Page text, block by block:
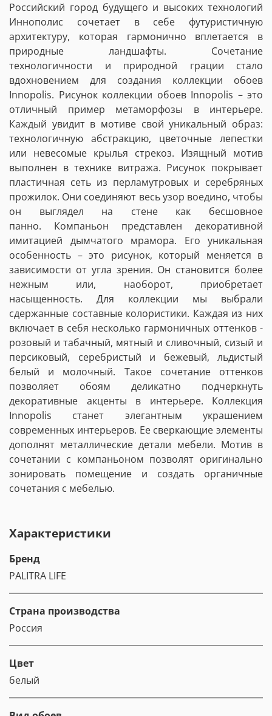
Российский город будущего и высоких технологий
Иннополис сочетает в себе футуристичную
архитектуру, которая гармонично вплетается в
природные ландшафты. Сочетание
технологичности и природной грации стало
вдохновением для создания коллекции обоев
Innopolis. Рисунок коллекции обоев Innopolis – это
отличный пример метаморфозы в интерьере.
Каждый увидит в мотиве свой уникальный образ:
технологичную абстракцию, цветочные лепестки
или невесомые крылья стрекоз. Изящный мотив
выполнен в технике витража. Рисунок покрывает
пластичная сеть из перламутровых и серебряных
прожилок. Они соединяют весь узор воедино, чтобы
он выглядел на стене как бесшовное
панно. Компаньон представлен декоративной
имитацией дымчатого мрамора. Его уникальная
особенность – это рисунок, который меняется в
зависимости от угла зрения. Он становится более
нежным или, наоборот, приобретает
насыщенность. Для коллекции мы выбрали
сдержанные составные колористики. Каждая из них
включает в себя несколько гармоничных оттенков -
розовый и табачный, мятный и сливочный, сизый и
персиковый, серебристый и бежевый, льдистый
белый и молочный. Такое сочетание оттенков
позволяет обоям деликатно подчеркнуть
декоративные акценты в интерьере. Коллекция
Innopolis станет элегантным украшением
современных интерьеров. Ее сверкающие элементы
дополнят металлические детали мебели. Мотив в
сочетании с компаньоном позволят оригинально
зонировать помещение и создать органичные
сочетания с мебелью.
Характеристики
Бренд
PALITRA LIFE
Страна производства
Россия
Цвет
белый